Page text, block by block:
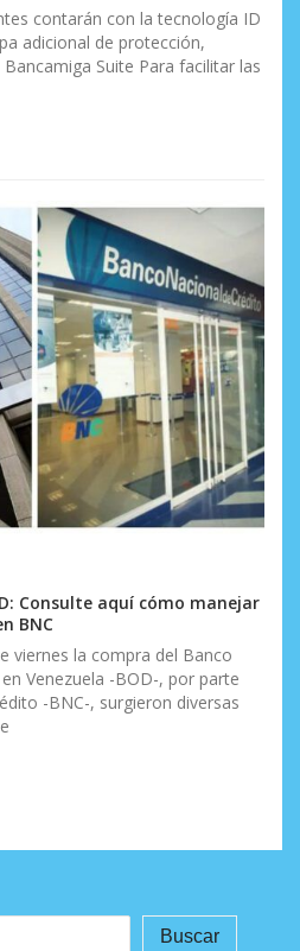
contarán con la tecnología ID
adicional de protección,
Suite Para facilitar las
Consulte aquí cómo manejar
BNC
viernes la compra del Banco
Venezuela -BOD-, por parte
-BNC-, surgieron diversas
Buscar